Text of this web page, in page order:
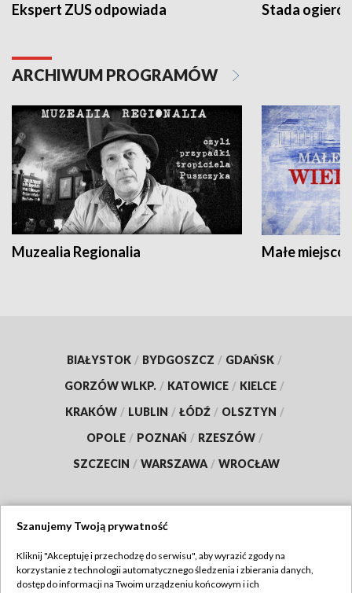
Ekspert ZUS odpowiada Stada
ARCHIWUM PROGRAMÓW
Muzealia Regionalia Małe
BIAŁYSTOK / BYDGOSZCZ / GDAŃSK /
GORZÓW WLKP. / KATOWICE / KIELCE /
KRAKÓW / LUBLIN / ŁÓDŹ / OLSZTYN /
OPOLE / POZNAŃ / RZESZÓW /
SZCZECIN / WARSZAWA / WROCŁAW
TVP
Szanujemy Twoją prywatność
Kliknij "Akceptuję i przechodzę do serwisu", aby wyrazić zgody na
korzystanie z technologii automatycznego śledzenia i zbierania danych,
dostęp do informacji na Twoim urządzeniu końcowym i ich